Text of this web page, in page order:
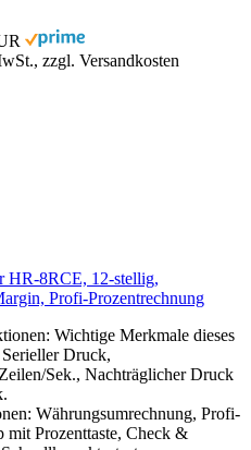
zzgl. Versandkosten
HR-8RCE, 12-stellig,
Profi-Prozentrechnung
Wichtige Merkmale dieses
Druck,
Sek., Nachträglicher Druck
Währungsumrechnung, Profi-
mit Prozenttaste, Check &